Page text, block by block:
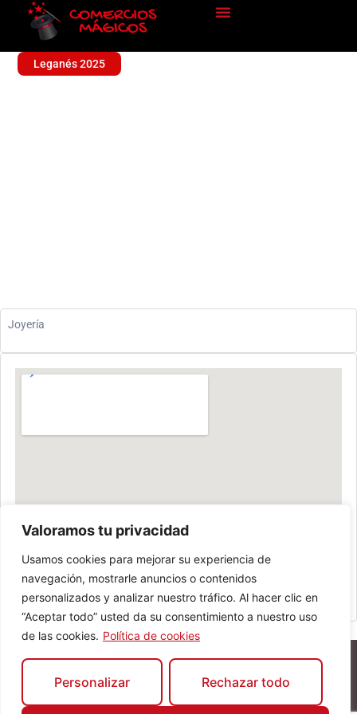
Valoramos tu privacidad
Usamos cookies para mejorar su experiencia de
navegación, mostrarle anuncios o contenidos
personalizados y analizar nuestro tráfico. Al hacer clic en
“Aceptar todo” usted da su consentimiento a nuestro uso
de las cookies. Política de cookies
Personalizar Rechazar todo
Leganés 2025
Joyería